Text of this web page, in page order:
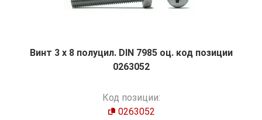
Винт 3 х 8 полуцил. DIN 7985 оц. код позиции
0263052
Код позиции:
0263052